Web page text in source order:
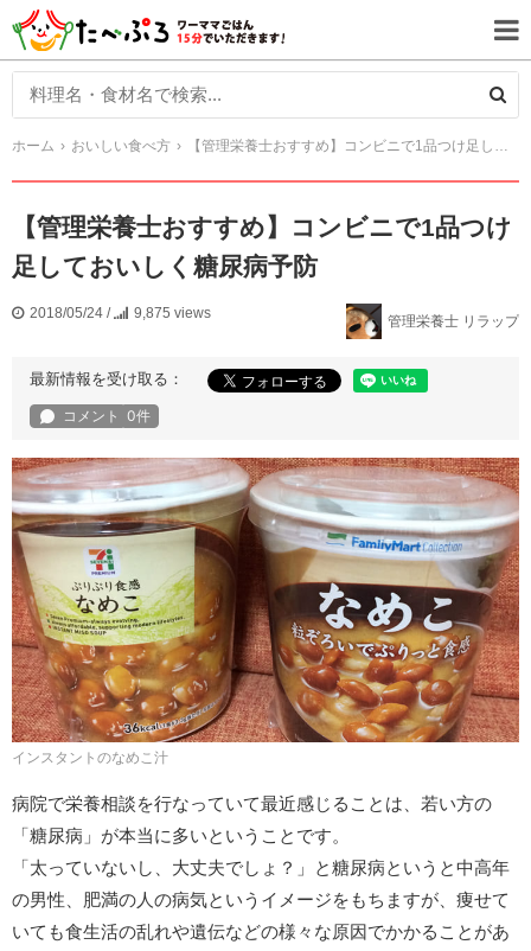
ホーム おいしい食べ方 【管理栄養士おすすめ】コンビニで1品つけ足しておいしく糖尿病予防
【管理栄養士おすすめ】コンビニで1品つけ
足しておいしく糖尿病予防
2018/05/24 / 9,875 views 管理栄養士 リラップ
最新情報を受け取る：
インスタントのなめこ汁
病院で栄養相談を行なっていて最近感じることは、若い方の
「糖尿病」が本当に多いということです。
「太っていないし、大丈夫でしょ？」と糖尿病というと中高年
の男性、肥満の人の病気というイメージをもちますが、痩せて
いても食生活の乱れや遺伝などの様々な原因でかかることがあ